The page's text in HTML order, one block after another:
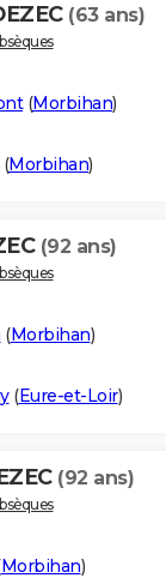
(63 ans)
(Morbihan)
(Morbihan)
(92 ans)
(Morbihan)
(Eure-et-Loir)
(92 ans)
Morbihan)